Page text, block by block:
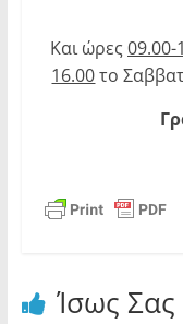
Και ώρες 09.00-
16.00το
Ίσως Σας